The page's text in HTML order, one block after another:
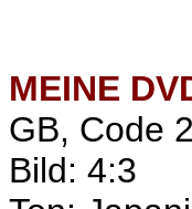
MEINE
GB, Code
Bild: 4:3